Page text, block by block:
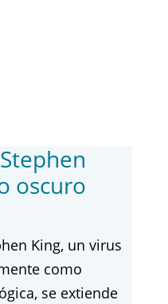
oscuro
King, un virus
como
se extiende